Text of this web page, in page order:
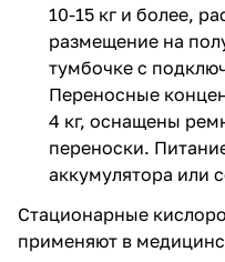
10-15 кг и более,
размещение на
тумбочке с
Переносные
4 кг, оснащены
переноски.
аккумулятора или
Стационарные
применяют в